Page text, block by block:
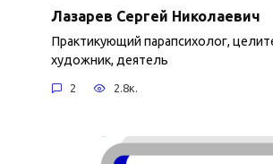
Лазарев Сергей Николаевич
Практикующий парапсихолог,
художник, деятель
2 2.8к.